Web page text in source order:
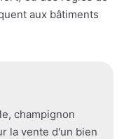
aux bâtiments
champignon
la vente d'un bien